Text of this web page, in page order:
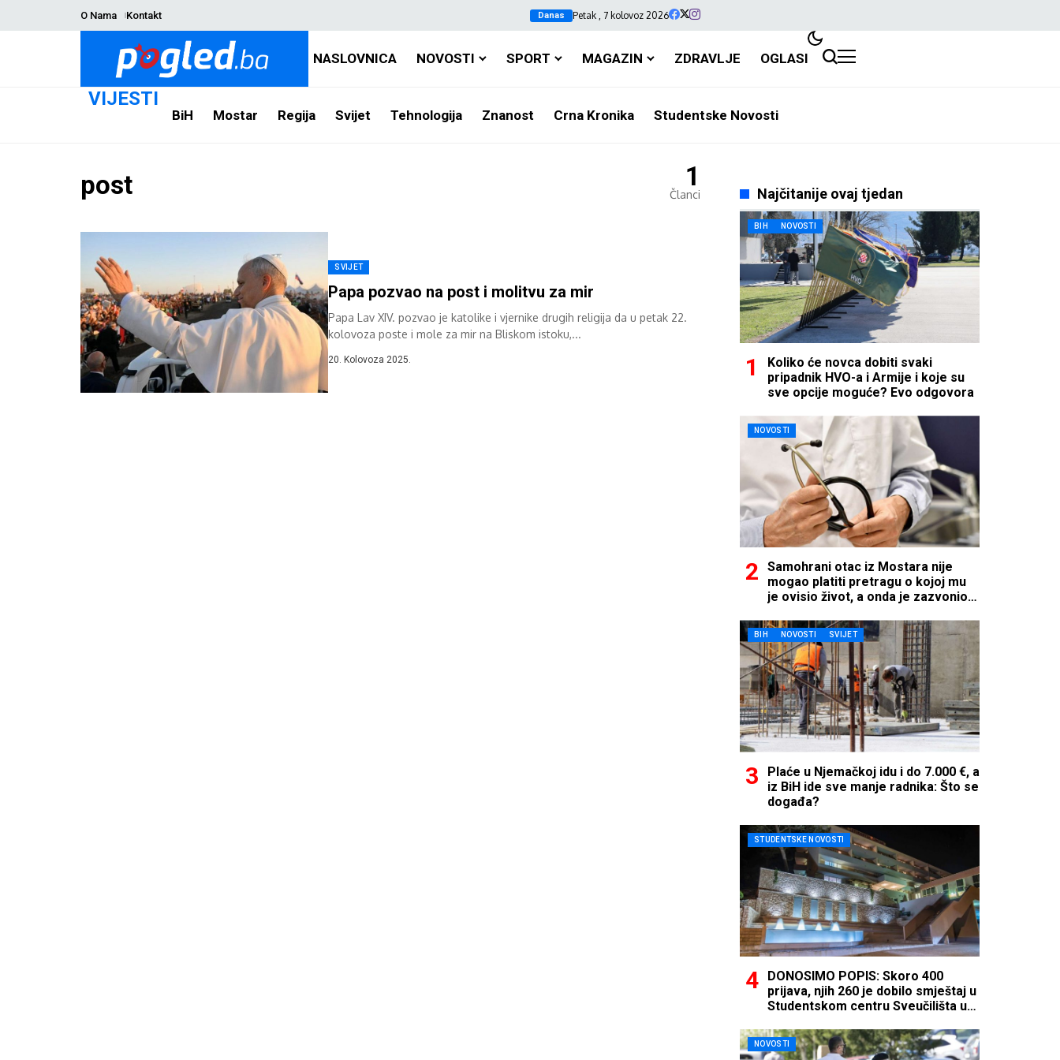
O Nama Kontakt Danas Petak , 7 kolovoz 2026
NASLOVNICA NOVOSTI SPORT MAGAZIN ZDRAVLJE OGLASI
VIJESTI
BiH Mostar Regija Svijet Tehnologija Znanost Crna Kronika Studentske Novosti
post 1
Članci
SVIJET
Papa pozvao na post i molitvu za mir
Papa Lav XIV. pozvao je katolike i vjernike drugih religija da u petak 22.
kolovoza poste i mole za mir na Bliskom istoku,...
20. Kolovoza 2025.
Najčitanije ovaj tjedan
BIH NOVOSTI
Koliko će novca dobiti svaki
pripadnik HVO-a i Armije i koje su
sve opcije moguće? Evo odgovora
NOVOSTI
Samohrani otac iz Mostara nije
mogao platiti pretragu o kojoj mu
je ovisio život, a onda je zazvonio
BIH NOVOSTI SVIJET
Plaće u Njemačkoj idu i do 7.000 €, a
iz BiH ide sve manje radnika: Što se
događa?
STUDENTSKE NOVOSTI
DONOSIMO POPIS: Skoro 400
prijava, njih 260 je dobilo smještaj u
Studentskom centru Sveučilišta u
NOVOSTI